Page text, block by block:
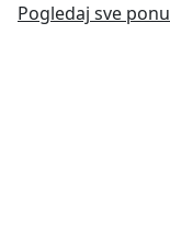
Pogledaj sve